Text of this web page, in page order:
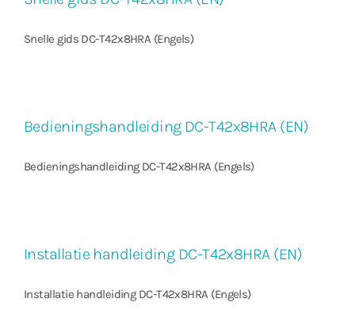
Snelle gids DC-T42x8HRA (Engels)
Bedieningshandleiding DC-T42x8HRA (EN)
Bedieningshandleiding DC-T42x8HRA (Engels)
Installatie handleiding DC-T42x8HRA (EN)
Installatie handleiding DC-T42x8HRA (Engels)